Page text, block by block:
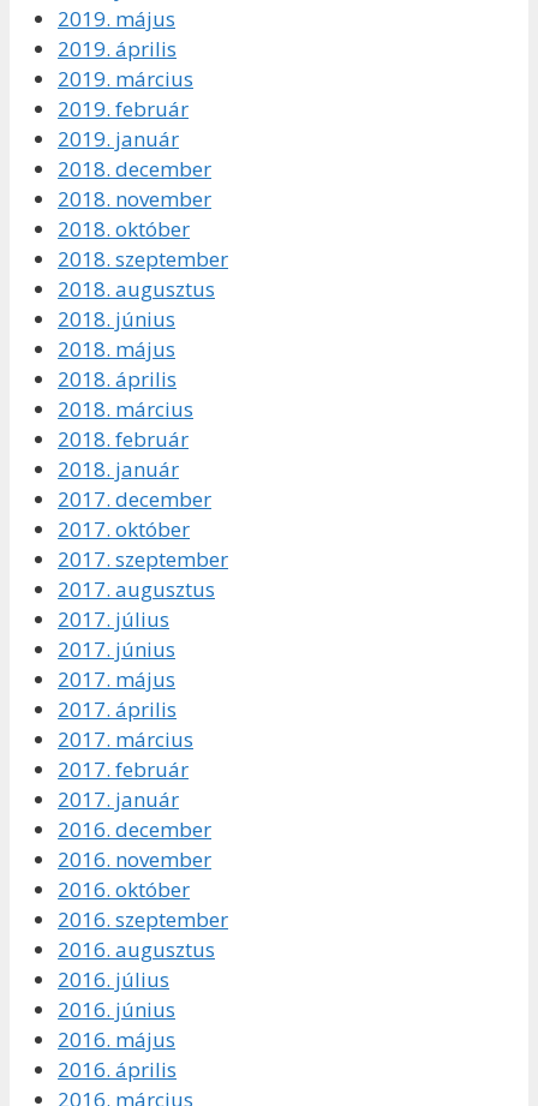
2019. május
2019. április
2019. március
2019. február
2019. január
2018. december
2018. november
2018. október
2018. szeptember
2018. augusztus
2018. június
2018. május
2018. április
2018. március
2018. február
2018. január
2017. december
2017. október
2017. szeptember
2017. augusztus
2017. július
2017. június
2017. május
2017. április
2017. március
2017. február
2017. január
2016. december
2016. november
2016. október
2016. szeptember
2016. augusztus
2016. július
2016. június
2016. május
2016. április
2016. március